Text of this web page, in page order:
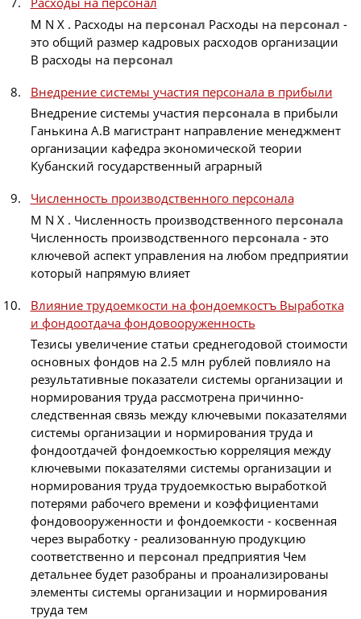
M N X . Расходы на персонал Расходы на персонал -
это общий размер кадровых расходов организации
В расходы на персонал
Внедрение системы участия персонала в прибыли
Внедрение системы участия персонала в прибыли
Ганькина А.В магистрант направление менеджмент
организации кафедра экономической теории
Кубанский государственный аграрный
Численность производственного персонала
M N X . Численность производственного персонала
Численность производственного персонала - это
ключевой аспект управления на любом предприятии
который напрямую влияет
Влияние трудоемкости на фондоемкостъ Выработка
и фондоотдача фондовооруженность
Тезисы увеличение статьи среднегодовой стоимости
основных фондов на 2.5 млн рублей повлияло на
результативные показатели системы организации и
нормирования труда рассмотрена причинно-
следственная связь между ключевыми показателями
системы организации и нормирования труда и
фондоотдачей фондоемкостью корреляция между
ключевыми показателями системы организации и
нормирования труда трудоемкостью выработкой
потерями рабочего времени и коэффициентами
фондовооруженности и фондоемкости - косвенная
через выработку - реализованную продукцию
соответственно и персонал предприятия Чем
детальнее будет разобраны и проанализированы
элементы системы организации и нормирования
труда тем